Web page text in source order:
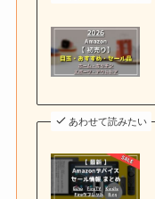
あわせて読みたい